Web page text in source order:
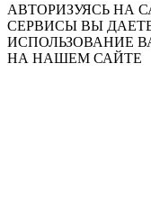
АВТОРИЗУЯСЬ НА
СЕРВИСЫ ВЫ
ИСПОЛЬЗОВАНИЕ
НА НАШЕМ САЙТЕ